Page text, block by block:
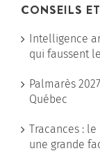
CONSEILS
Intelligence
qui faussent
Palmarès
Québec
Tracances :
une grande